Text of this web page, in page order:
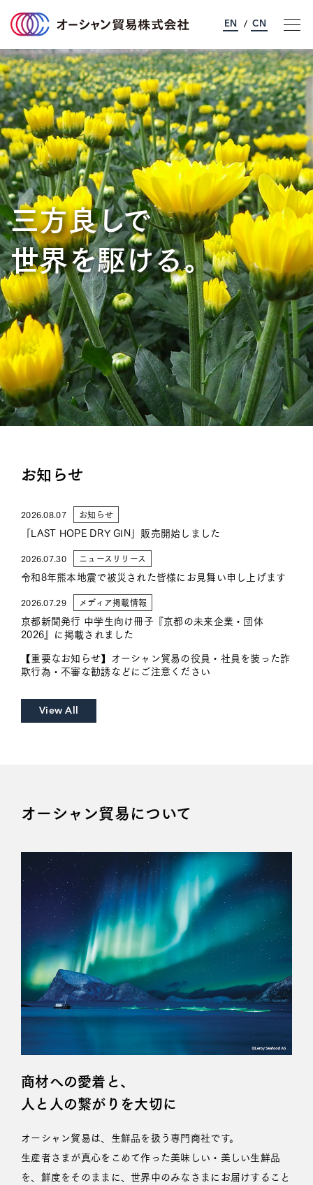
オーシャン貿易について
事業のご案内
サステナビリティ
企業情報
採用情報
お問い合わせ
お知らせ アクセス プライバシーポリシー
公式 Instagram
EN / CN
三方良しで
世界を駆ける。
お知らせ
2026.08.07 お知らせ
「LAST HOPE DRY GIN」販売開始しました
2026.07.30 ニュースリリース
令和8年熊本地震で被災された皆様にお見舞い申し上げます
2026.07.29 メディア掲載情報
京都新聞発行 中学生向け冊子『京都の未来企業・団体
2026』に掲載されました
【重要なお知らせ】オーシャン貿易の役員・社員を装った詐
欺行為・不審な勧誘などにご注意ください
View All
オーシャン貿易について
商材への愛着と、
人と人の繋がりを大切に
オーシャン貿易は、生鮮品を扱う専門商社です。
生産者さまが真心をこめて作った美味しい・美しい生鮮品
を、鮮度をそのままに、世界中のみなさまにお届けすること